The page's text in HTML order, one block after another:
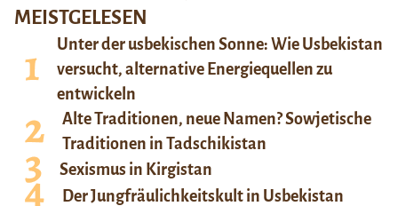
MEISTGELESEN
Unter der usbekischen Sonne: Wie Usbekistan
versucht, alternative Energiequellen zu
entwickeln
Alte Traditionen, neue Namen? Sowjetische
Traditionen in Tadschikistan
Sexismus in Kirgistan
Der Jungfräulichkeitskult in Usbekistan